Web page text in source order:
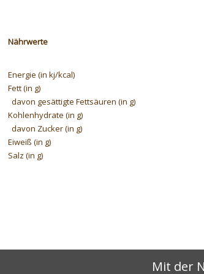
Nährwerte
Energie (in kj/kcal)
Fett (in g)
davon gesättigte Fettsäuren (in g)
Kohlenhydrate (in g)
davon Zucker (in g)
Eiweiß (in g)
Salz (in g)
Mit der